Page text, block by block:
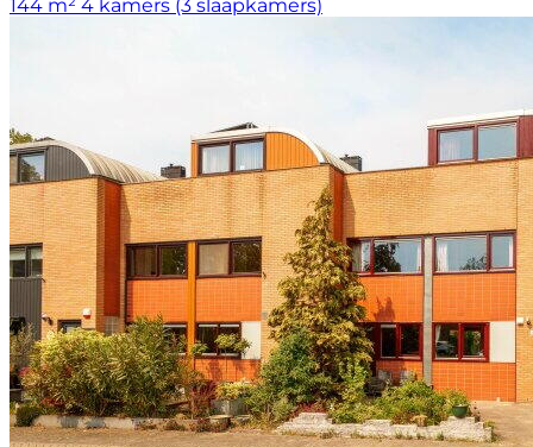
144 m² 4 kamers (3 slaapkamers)